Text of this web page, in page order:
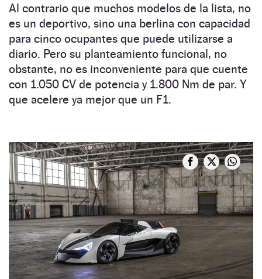
Al contrario que muchos modelos de la lista, no
es un deportivo, sino una berlina con capacidad
para cinco ocupantes que puede utilizarse a
diario. Pero su planteamiento funcional, no
obstante, no es inconveniente para que cuente
con 1.050 CV de potencia y 1.800 Nm de par. Y
que acelere ya mejor que un F1.